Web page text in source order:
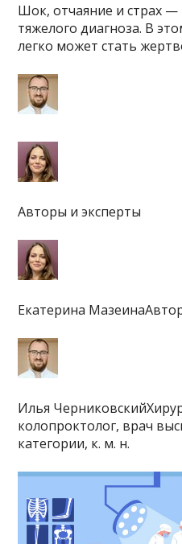
Шок, отчаяние и страх —
тяжелого диагноза. В
легко может стать
Авторы и эксперты
Екатерина
Илья
колопроктолог, врач
категории, к. м. н.